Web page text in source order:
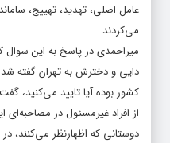
می‌کردند.
میراحمدی در پاسخ به این سوال
دایی و دخترش به تهران گفته
کشور بوده آیا تایید می‌کنید،
از افراد غیرمسئول در
دوستانی که اظهارنظر می‌کنند،
متقن خودشان صحبت کنند.